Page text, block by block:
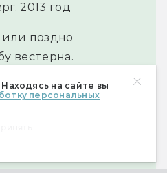
на сайте вы
персональных
2013 год
поздно
вестерна.
атомы. Конец